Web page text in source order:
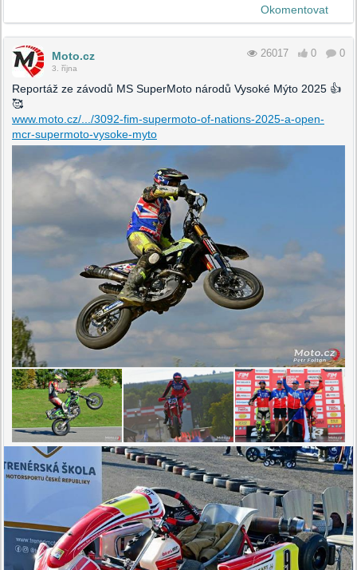
Okomentovat
Moto.cz
3. října
26017 0 0
Reportáž ze závodů MS SuperMoto národů Vysoké Mýto 2025 👍
🥰
www.moto.cz/.../3092-fim-supermoto-of-nations-2025-a-open-
mcr-supermoto-vysoke-myto